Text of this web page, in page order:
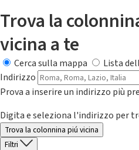
Trova la
vicina a te
Cerca sulla mappa
Lista
Indirizzo
Prova a inserire un indirizzo più
Digita e seleziona l'indirizzo per
Trova la colonnina piú vicina
Filtri